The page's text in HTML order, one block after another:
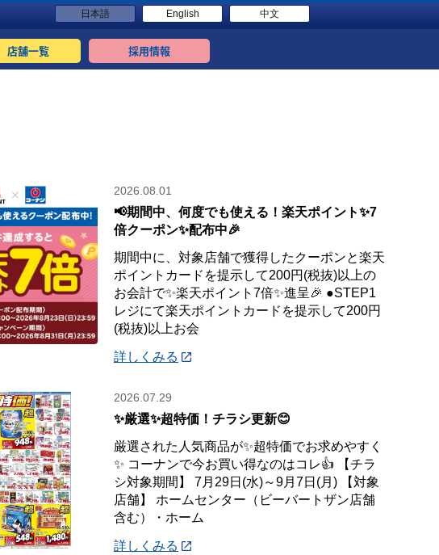
日本語 English 中文
店舗一覧 採用情報
2026.08.01
📢期間中、何度でも使える！楽天ポイント✨7
倍クーポン✨配布中🎉
期間中に、対象店舗で獲得したクーポンと楽天
ポイントカードを提示して200円(税抜)以上の
お会計で✨楽天ポイント7倍✨進呈🎉 ●STEP1
レジにて楽天ポイントカードを提示して200円
(税抜)以上お会
詳しくみる
2026.07.29
✨厳選✨超特価！チラシ更新😊
厳選された人気商品が✨超特価でお求めやすく
✨ コーナンで今お買い得なのはコレ👍 【チラ
シ対象期間】 7月29日(水)～9月7日(月) 【対象
店舗】 ホームセンター（ビーバートザン店舗
含む）・ホーム
詳しくみる